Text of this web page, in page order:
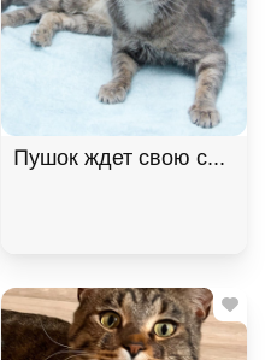
Красивый котик Люк ищет
Пушок ждет свою